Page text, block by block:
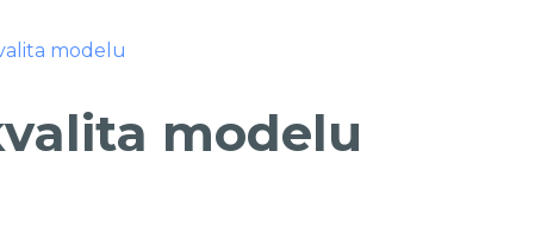
modelu
modelu